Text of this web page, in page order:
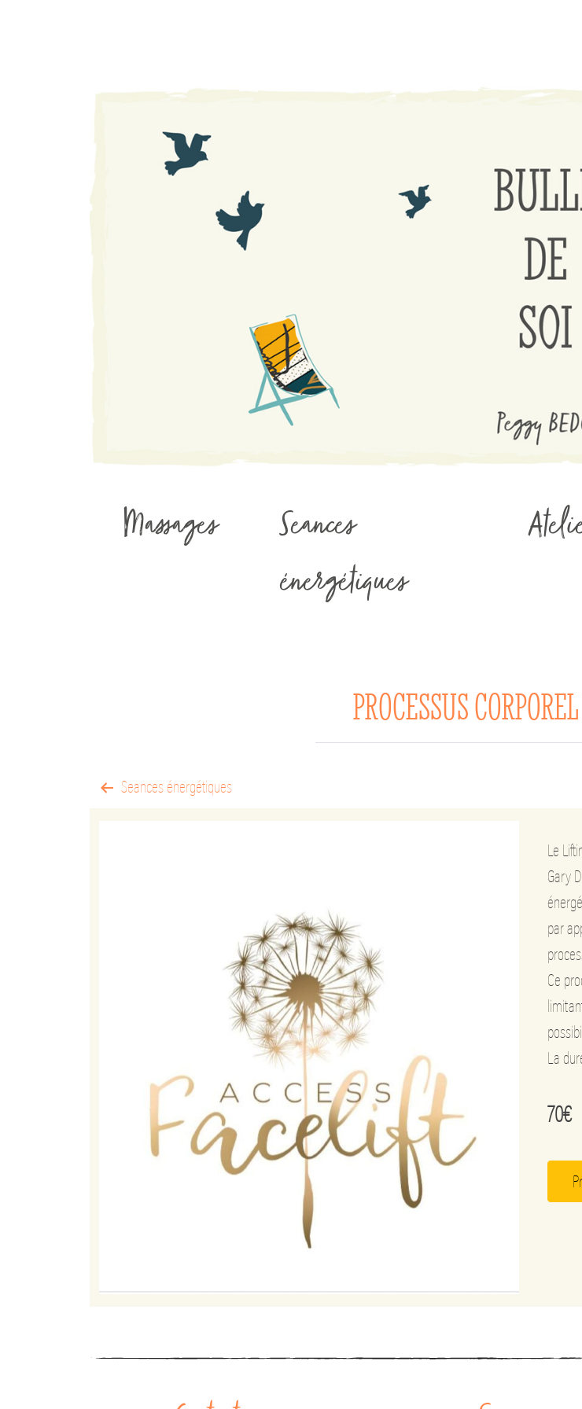
Massages
Seances
énergétiques
PROCESSUS
Seances énergétiques
Le
Gary
par
Ce
La
70€